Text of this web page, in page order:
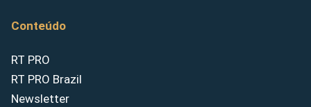
Conteúdo
RT PRO
RT PRO Brazil
Newsletter